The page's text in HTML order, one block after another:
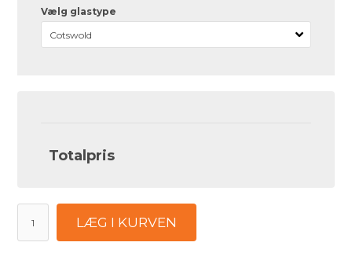
Vælg glastype
Totalpris
LÆG I KURVEN